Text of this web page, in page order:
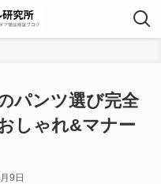
パンツ選び完全
しゃれ&マナー
9日